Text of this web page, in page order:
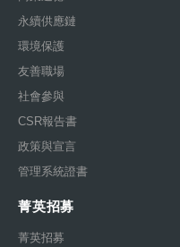
永續供應鏈
環境保護
友善職場
社會參與
CSR報告書
政策與宣言
管理系統證書
菁英招募
菁英招募